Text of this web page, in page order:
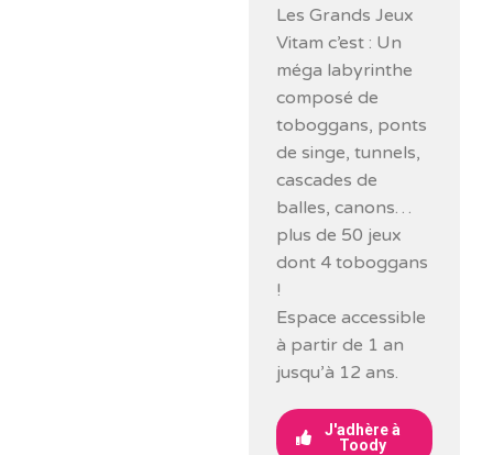
Les Grands Jeux
Vitam c’est : Un
méga labyrinthe
composé de
toboggans, ponts
de singe, tunnels,
cascades de
balles, canons…
plus de 50 jeux
dont 4 toboggans
!
Espace accessible
à partir de 1 an
jusqu’à 12 ans.
J'adhère à
Toody